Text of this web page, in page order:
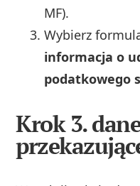
MF).
Wybierz
informacja o
podatkowego
Krok 3.